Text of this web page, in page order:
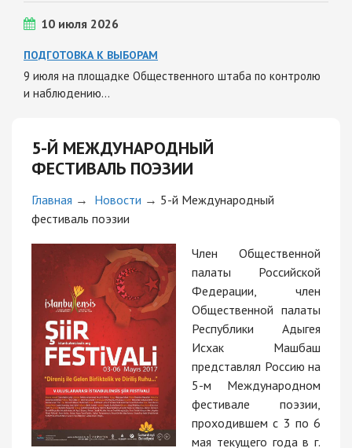
10 июля 2026
ПОДГОТОВКА К ВЫБОРАМ
9 июля на площадке Общественного штаба по контролю
и наблюдению…
5-Й МЕЖДУНАРОДНЫЙ
ФЕСТИВАЛЬ ПОЭЗИИ
Главная → Новости → 5-й Международный
фестиваль поэзии
Член Общественной
палаты Российской
Федерации, член
Общественной палаты
Республики Адыгея
Исхак Машбаш
представлял Россию на
5-м Международном
фестивале поэзии,
проходившем с 3 по 6
мая текущего года в г.